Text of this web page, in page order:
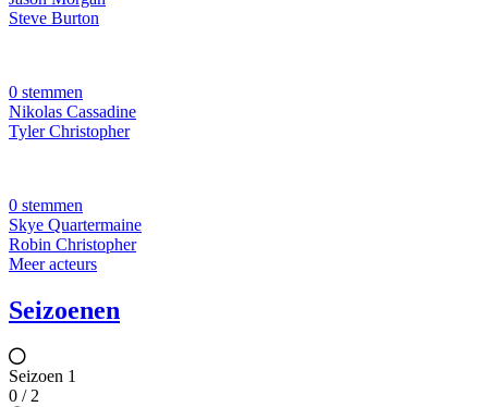
Steve Burton
0 stemmen
Nikolas Cassadine
Tyler Christopher
0 stemmen
Skye Quartermaine
Robin Christopher
Meer acteurs
Seizoenen
Seizoen 1
0 / 2